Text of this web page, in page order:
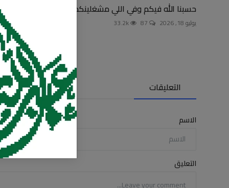
حسبنا الله فيكم وفي اللي مشغلينكم!
يوليو 18, 2026
بنت الوردي
0
التعليقات
الاسم
التعليق